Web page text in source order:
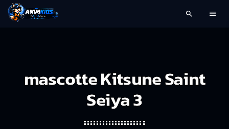
search menu
mascotte Kitsune Saint
Seiya 3